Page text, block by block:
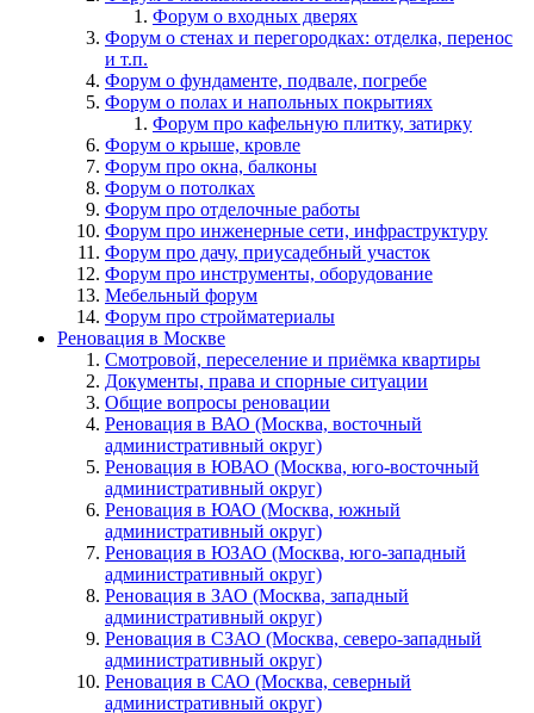
Форум о входных дверях
Форум о стенах и перегородках: отделка, перенос
и т.п.
Форум о фундаменте, подвале, погребе
Форум о полах и напольных покрытиях
Форум про кафельную плитку, затирку
Форум о крыше, кровле
Форум про окна, балконы
Форум о потолках
Форум про отделочные работы
Форум про инженерные сети, инфраструктуру
Форум про дачу, приусадебный участок
Форум про инструменты, оборудование
Мебельный форум
Форум про стройматериалы
Реновация в Москве
Смотровой, переселение и приёмка квартиры
Документы, права и спорные ситуации
Общие вопросы реновации
Реновация в ВАО (Москва, восточный
административный округ)
Реновация в ЮВАО (Москва, юго-восточный
административный округ)
Реновация в ЮАО (Москва, южный
административный округ)
Реновация в ЮЗАО (Москва, юго-западный
административный округ)
Реновация в ЗАО (Москва, западный
административный округ)
Реновация в СЗАО (Москва, северо-западный
административный округ)
Реновация в САО (Москва, северный
административный округ)